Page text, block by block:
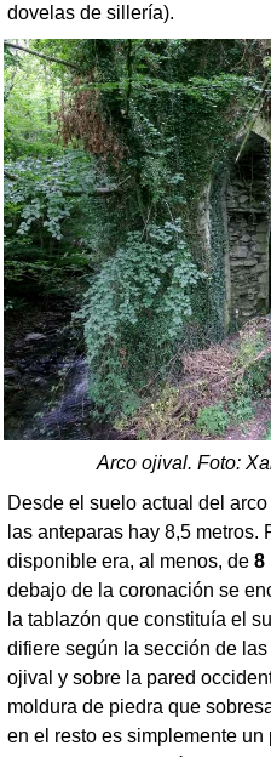
dovelas de sillería).
Arco ojival. Foto:
Desde el suelo actual del
las anteparas hay 8,5 metros.
disponible era, al menos, de 8
debajo de la coronación se
la tablazón que constituía el
difiere según la sección de
ojival y sobre la pared
moldura de piedra que
en el resto es simplemente